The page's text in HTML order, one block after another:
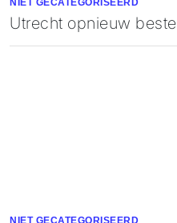
NIET GECATEGORISEERD
Utrecht opnieuw
NIET GECATEGORISEERD